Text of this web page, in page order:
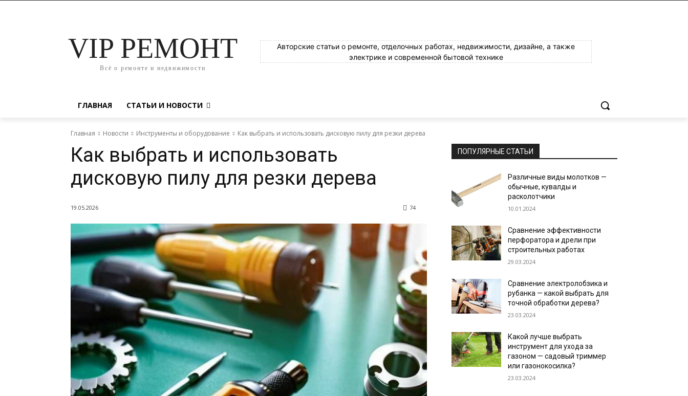
VIP РЕМОНТ
Всё о ремонте и недвижимости
Авторские статьи о ремонте, отделочных работах, недвижимости, дизайне, а также
электрике и современной бытовой технике
ГЛАВНАЯ СТАТЬИ И НОВОСТИ
Главная Новости Инструменты и оборудование Как выбрать и использовать дисковую пилу для резки дерева
Как выбрать и использовать
дисковую пилу для резки дерева
19.05.2026 74
ПОПУЛЯРНЫЕ СТАТЬИ
Различные виды молотков —
обычные, кувалды и
расколотчики
10.01.2024
Сравнение эффективности
перфоратора и дрели при
строительных работах
29.03.2024
Сравнение электролобзика и
рубанка — какой выбрать для
точной обработки дерева?
23.03.2024
Какой лучше выбрать
инструмент для ухода за
газоном — садовый триммер
или газонокосилка?
23.03.2024